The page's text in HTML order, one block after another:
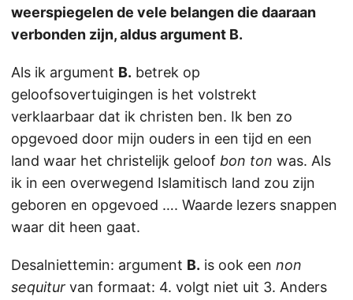
weerspiegelen de vele belangen die daaraan
verbonden zijn, aldus argument B.
Als ik argument B. betrek op
geloofsovertuigingen is het volstrekt
verklaarbaar dat ik christen ben. Ik ben zo
opgevoed door mijn ouders in een tijd en een
land waar het christelijk geloof bon ton was. Als
ik in een overwegend Islamitisch land zou zijn
geboren en opgevoed …. Waarde lezers snappen
waar dit heen gaat.
Desalniettemin: argument B. is ook een non
sequitur van formaat: 4. volgt niet uit 3. Anders